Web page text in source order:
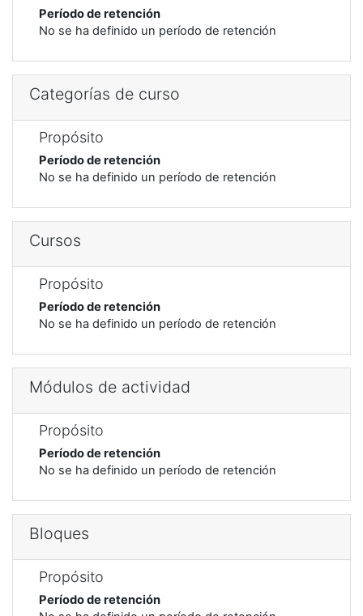
Período de retención
No se ha definido un período de retención
Categorías de curso
Propósito
Período de retención
No se ha definido un período de retención
Cursos
Propósito
Período de retención
No se ha definido un período de retención
Módulos de actividad
Propósito
Período de retención
No se ha definido un período de retención
Bloques
Propósito
Período de retención